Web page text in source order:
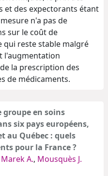
et des expectorants étant
n'a pas de
sur le coût de
qui reste stable malgré
l'augmentation
la prescription des
de médicaments.
groupe en soins
six pays européens,
au Québec : quels
pour la France ?
Marek A., Mousquès J.